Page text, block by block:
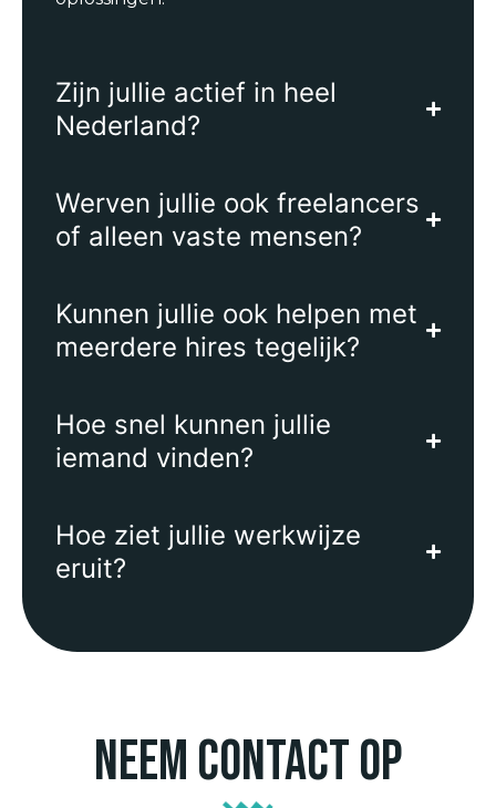
Zijn jullie actief in heel
Nederland?
Werven jullie ook freelancers
of alleen vaste mensen?
Kunnen jullie ook helpen met
meerdere hires tegelijk?
Hoe snel kunnen jullie
iemand vinden?
Hoe ziet jullie werkwijze
eruit?
Neem contact op